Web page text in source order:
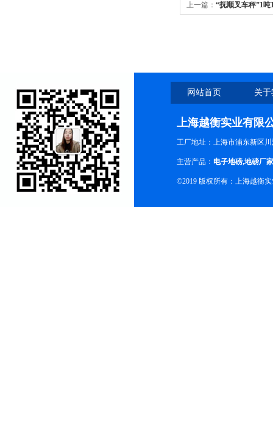
上一篇： “抚顺叉车秤”1
网站首页 关
上海越衡实业有限
工厂地址：上海市浦东新区川
主营产品： 电子地磅,地磅厂家
©2019 版权所有：上海越衡